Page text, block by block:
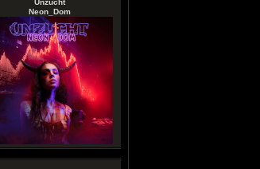
Unzucht
Neon_Dom